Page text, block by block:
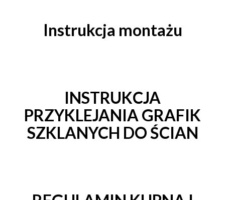
Instrukcja montażu
INSTRUKCJA
PRZYKLEJANIA GRAFIK
SZKLANYCH DO ŚCIAN